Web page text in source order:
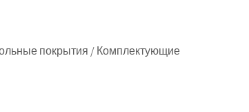
покрытия / Комплектующие